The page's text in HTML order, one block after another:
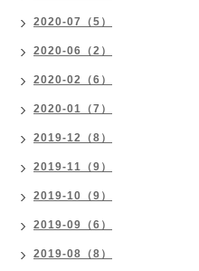
2020-07（5）
2020-06（2）
2020-02（6）
2020-01（7）
2019-12（8）
2019-11（9）
2019-10（9）
2019-09（6）
2019-08（8）